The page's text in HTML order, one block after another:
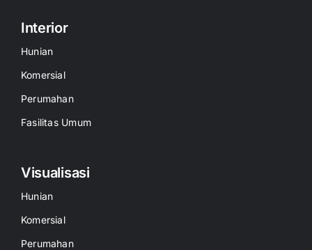
Interior
Hunian
Komersial
Perumahan
Fasilitas Umum
Visualisasi
Hunian
Komersial
Perumahan